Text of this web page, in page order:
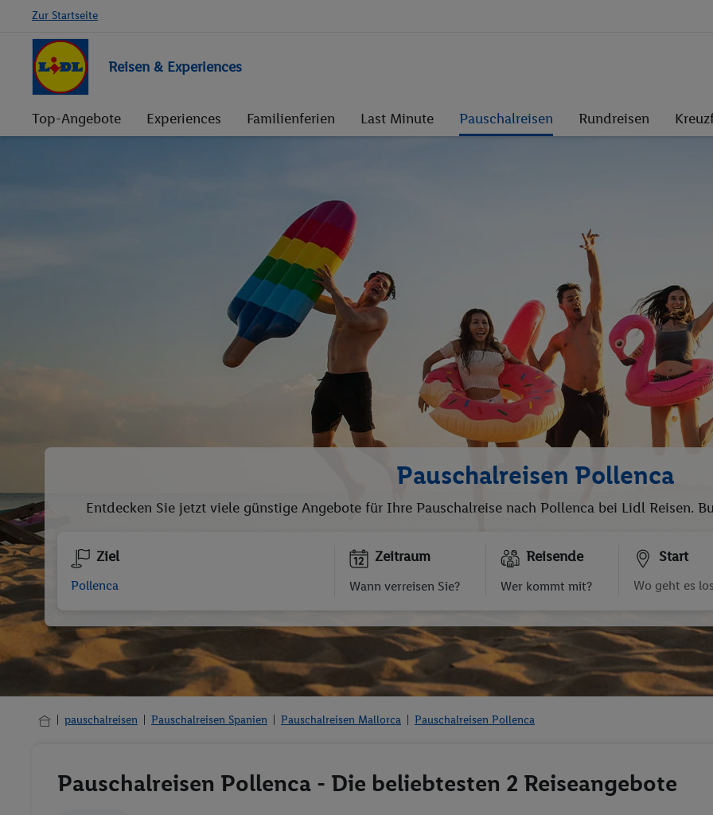
Zur Startseite
Reisen & Experiences
Top-Angebote Experiences Familienferien Last Minute Pauschalreisen Rundreisen
Pauschalreisen Pollenca
Entdecken Sie jetzt viele günstige Angebote für Ihre Pauschalreise nach Pollenca bei Lidl Reisen.
Ziel Zeitraum
Wann verreisen Sie?
Reisende
Wer kommt mit?
Start
pauschalreisen Pauschalreisen Spanien Pauschalreisen Mallorca Pauschalreisen Pollenca
Pauschalreisen Pollenca - Die beliebtesten 2 Reiseangebote